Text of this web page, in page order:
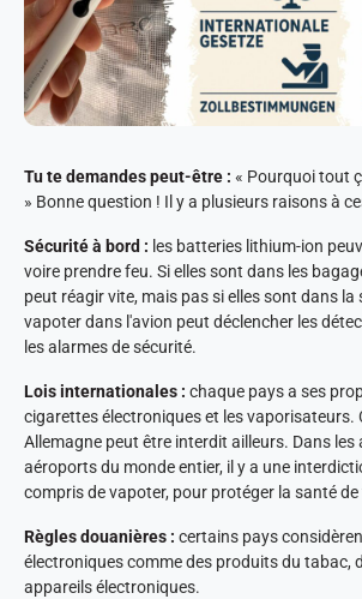
Tu te demandes peut-être : « Pourquoi tout
» Bonne question ! Il y a plusieurs raisons à
Sécurité à bord : les batteries lithium-ion
voire prendre feu. Si elles sont dans les
peut réagir vite, mais pas si elles sont dans la
vapoter dans l'avion peut déclencher les
les alarmes de sécurité.
Lois internationales : chaque pays a ses
cigarettes électroniques et les vaporisateurs.
Allemagne peut être interdit ailleurs. Dans les
aéroports du monde entier, il y a une
compris de vapoter, pour protéger la santé
Règles douanières : certains pays
électroniques comme des produits du tabac,
appareils électroniques.